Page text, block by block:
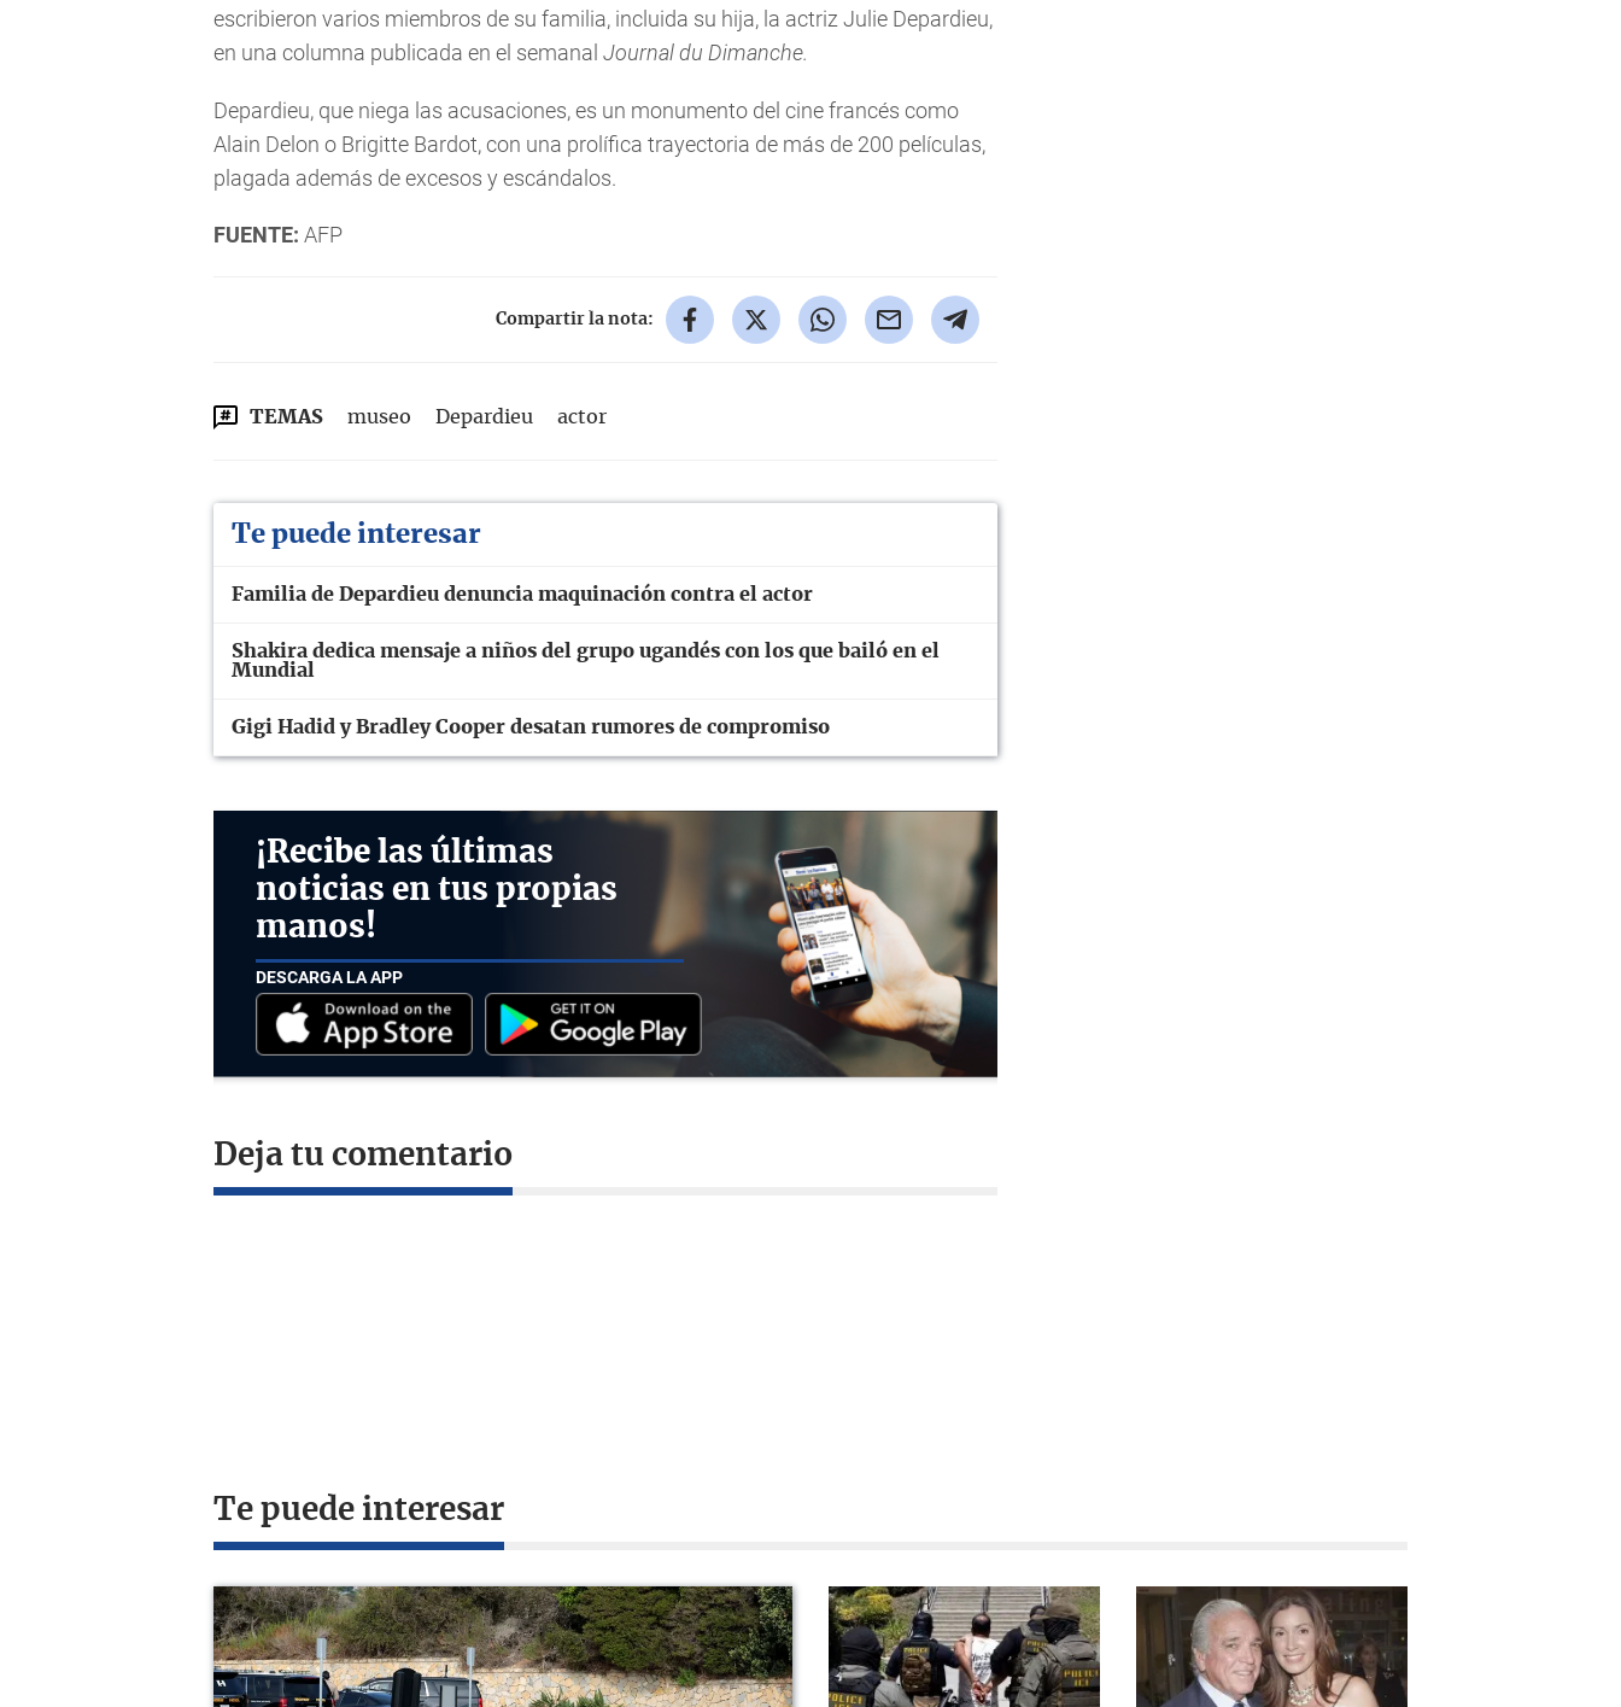
escribieron varios miembros de su familia, incluida su hija, la actriz Julie Depardieu,
en una columna publicada en el semanal Journal du Dimanche.
Depardieu, que niega las acusaciones, es un monumento del cine francés como
Alain Delon o Brigitte Bardot, con una prolífica trayectoria de más de 200 películas,
plagada además de excesos y escándalos.
FUENTE: AFP
Compartir la nota:
TEMAS museo Depardieu actor
Te puede interesar
Familia de Depardieu denuncia maquinación contra el actor
Shakira dedica mensaje a niños del grupo ugandés con los que bailó en el
Mundial
Gigi Hadid y Bradley Cooper desatan rumores de compromiso
¡Recibe las últimas
noticias en tus propias
manos!
DESCARGA LA APP
Deja tu comentario
Te puede interesar